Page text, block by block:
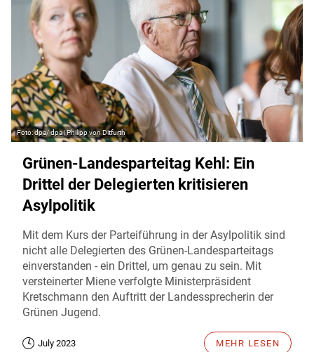
dpa/ dpa | Philipp von Ditfurth
Grünen-Landesparteitag Kehl: Ein
Drittel der Delegierten kritisieren
Asylpolitik
Mit dem Kurs der Parteiführung in der Asylpolitik sind
nicht alle Delegierten des Grünen-Landesparteitags
einverstanden - ein Drittel, um genau zu sein. Mit
versteinerter Miene verfolgte Ministerpräsident
Kretschmann den Auftritt der Landessprecherin der
Grünen Jugend.
July 2023 MEHR LESEN